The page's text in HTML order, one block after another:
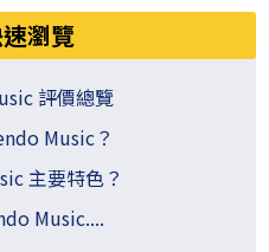
瀏覽
評價總覽
Music？
主要特色？
Music....